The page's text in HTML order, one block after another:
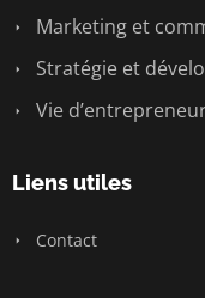
Marketing et
Stratégie et
Vie
Liens utiles
Contact